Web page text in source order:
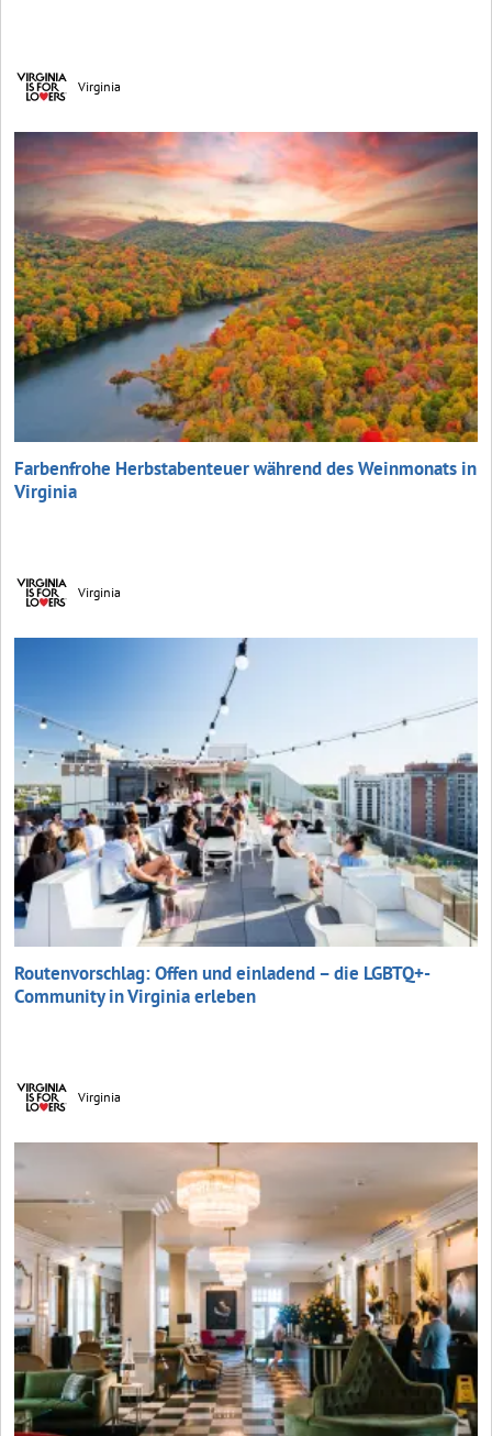
Virginia
Farbenfrohe Herbstabenteuer während des Weinmonats in
Virginia
Virginia
Routenvorschlag: Offen und einladend – die LGBTQ+-
Community in Virginia erleben
Virginia